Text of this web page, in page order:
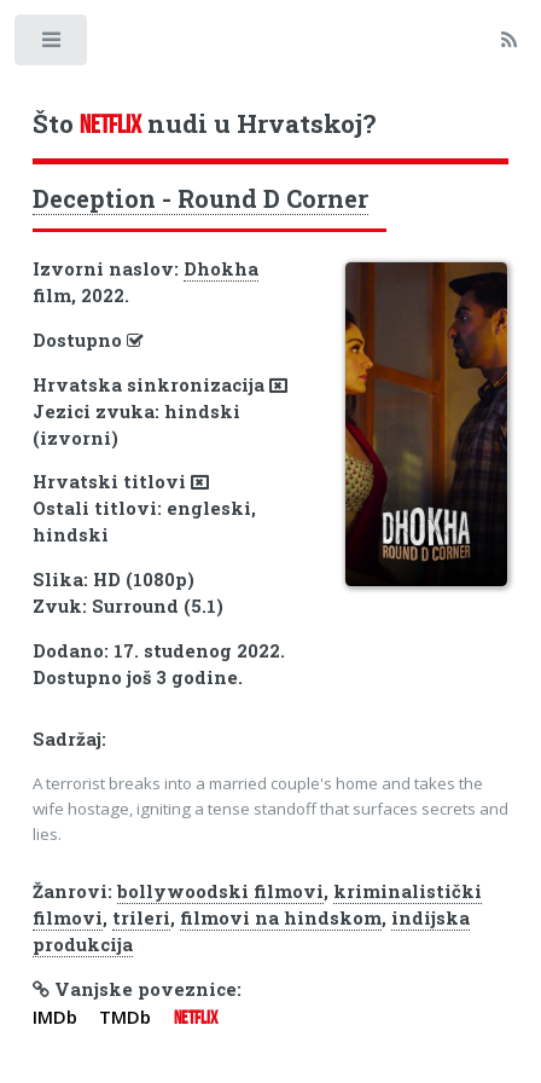
Što NETFLIXnudi u Hrvatskoj?
Deception - Round D Corner
Izvorni naslov: Dhokha
film, 2022.
Dostupno
Hrvatska sinkronizacija
Jezici zvuka: hindski
(izvorni)
Hrvatski titlovi
Ostali titlovi: engleski,
hindski
Slika: HD (1080p)
Zvuk: Surround (5.1)
Dodano: 17. studenog 2022.
Dostupno još 3 godine.
Sadržaj:
A terrorist breaks into a married couple's home and takes the
wife hostage, igniting a tense standoff that surfaces secrets and
lies.
Žanrovi: bollywoodski filmovi, kriminalistički
filmovi, trileri, filmovi na hindskom, indijska
produkcija
Vanjske poveznice:
IMDb TMDb NETFLIX